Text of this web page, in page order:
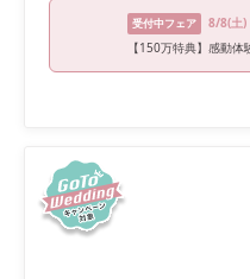
受付中フェア 8/8(土)